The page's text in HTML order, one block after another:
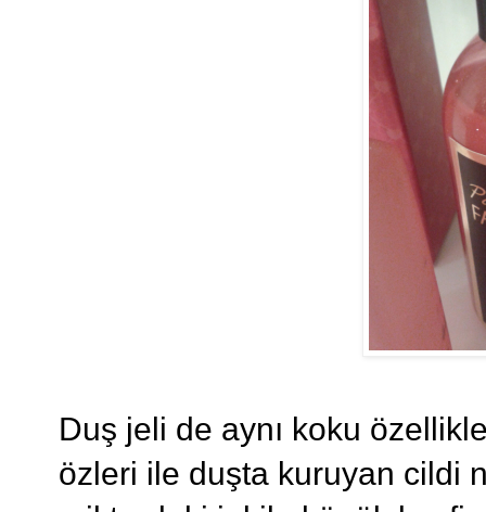
Duş jeli de aynı koku
özleri ile duşta kuruyan cildi